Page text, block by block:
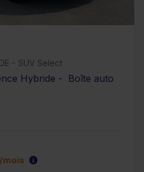
- SUV Select
Hybride - Boîte auto
mois